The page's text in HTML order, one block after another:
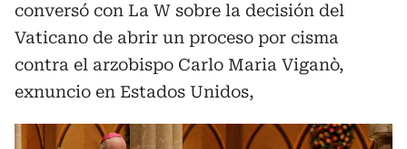
conversó con La W sobre la decisión del
Vaticano de abrir un proceso por cisma
contra el arzobispo Carlo Maria Viganò,
exnuncio en Estados Unidos,